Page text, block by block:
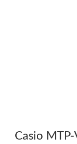
Casio